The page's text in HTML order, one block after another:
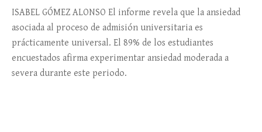
ISABEL GÓMEZ ALONSO El informe revela que la ansiedad
asociada al proceso de admisión universitaria es
prácticamente universal. El 89% de los estudiantes
encuestados afirma experimentar ansiedad moderada a
severa durante este periodo.